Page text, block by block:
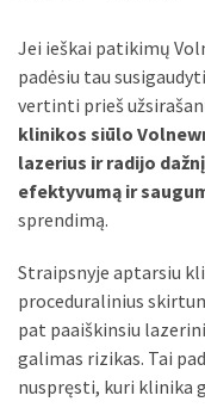
pakeistos
detalės,
bildesys
liko:
kaip
atpažinti,
kad
gedimo
niekas
neieškojo
Krovinių
Jei ieškai patikimų
padėsiu tau
vertinti prieš
klinikos siūlo
lazerius ir radijo
efektyvumą ir
sprendimą.
Straipsnyje aptarsiu
proceduralinius
pat paaiškinsiu
galimas rizikas. Tai
nuspręsti, kuri klinika